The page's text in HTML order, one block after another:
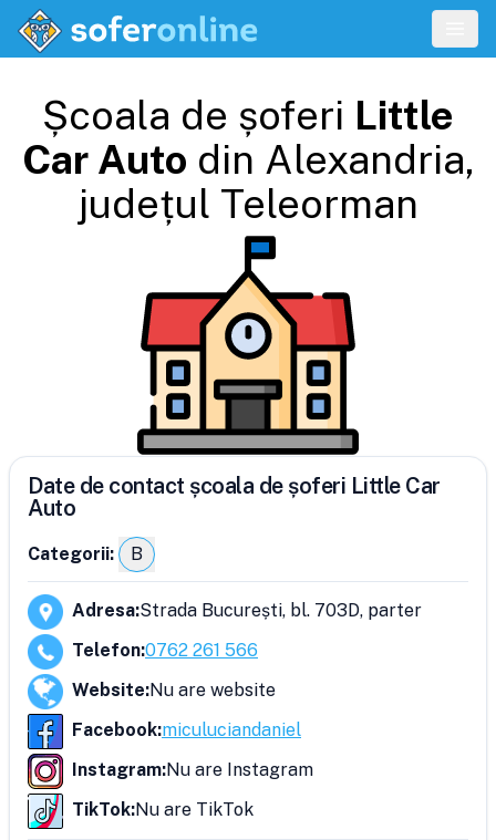
Școala de șoferi Little
Car Auto din Alexandria,
județul Teleorman
Date de contact școala de șoferi Little Car
Auto
Categorii: B
Adresa:Strada București, bl. 703D, parter
Telefon:0762 261 566
Website:Nu are website
Facebook:miculuciandaniel
Instagram:Nu are Instagram
TikTok:Nu are TikTok